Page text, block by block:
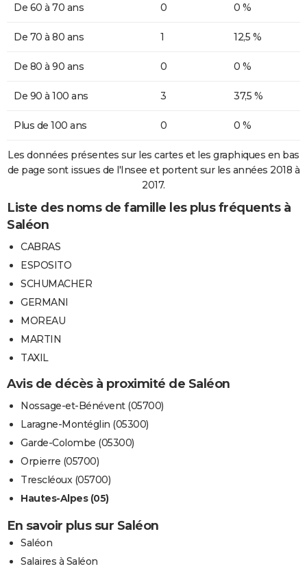
De 60 à 70 ans 0 0 %
De 70 à 80 ans 1 12,5 %
De 80 à 90 ans 0 0 %
De 90 à 100 ans 3 37,5 %
Plus de 100 ans 0 0 %
Les données présentes sur les cartes et les graphiques en bas
de page sont issues de l'Insee et portent sur les années 2018 à
2017.
Liste des noms de famille les plus fréquents à
Saléon
CABRAS
ESPOSITO
SCHUMACHER
GERMANI
MOREAU
MARTIN
TAXIL
Avis de décès à proximité de Saléon
Nossage-et-Bénévent (05700)
Laragne-Montéglin (05300)
Garde-Colombe (05300)
Orpierre (05700)
Trescléoux (05700)
Hautes-Alpes (05)
En savoir plus sur Saléon
Saléon
Salaires à Saléon